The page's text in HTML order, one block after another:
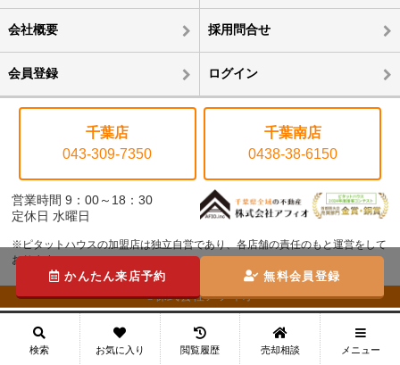
会社概要 採用問合せ
会員登録 ログイン
千葉店
043-309-7350
千葉南店
0438-38-6150
営業時間 9：00～18：30
定休日 水曜日
※ピタットハウスの加盟店は独立自営であり、各店舗の責任のもと運営をして
おります。
©株式会社アフィオ
かんたん来店予約 無料会員登録
検索 お気に入り 閲覧履歴 売却相談 メニュー